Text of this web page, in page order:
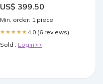
Jet Ski Mats
US$ 399.50
Min. order: 1 piece
★★★★★ 4.0 (6 reviews)
Sold : Login>>